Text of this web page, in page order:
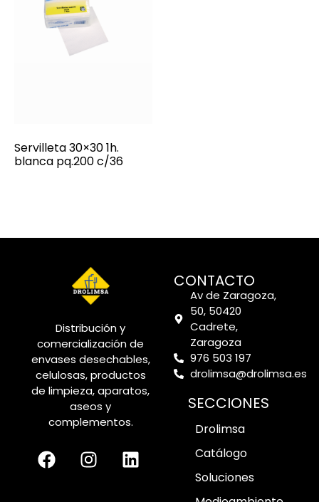
Servilleta 30×30 1h.
blanca pq.200 c/36
Distribución y
comercialización de
envases desechables,
celulosas, productos
de limpieza, aparatos,
aseos y
complementos.
CONTACTO
Av de Zaragoza,
50, 50420
Cadrete,
Zaragoza
976 503 197
drolimsa@drolimsa.es
SECCIONES
Drolimsa
Catálogo
Soluciones